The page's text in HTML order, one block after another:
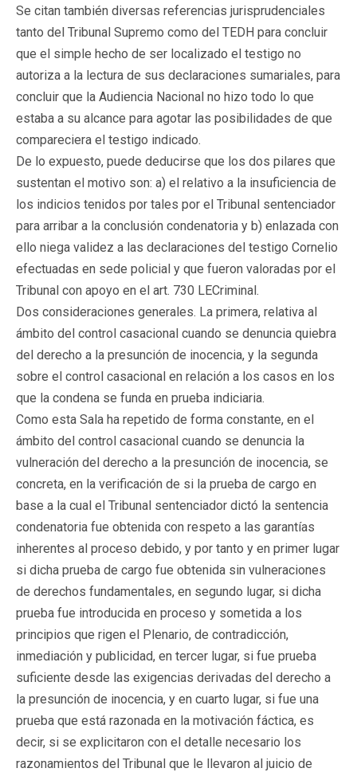
Se citan también diversas referencias jurisprudenciales
tanto del Tribunal Supremo como del TEDH para concluir
que el simple hecho de ser localizado el testigo no
autoriza a la lectura de sus declaraciones sumariales, para
concluir que la Audiencia Nacional no hizo todo lo que
estaba a su alcance para agotar las posibilidades de que
compareciera el testigo indicado.
De lo expuesto, puede deducirse que los dos pilares que
sustentan el motivo son: a) el relativo a la insuficiencia de
los indicios tenidos por tales por el Tribunal sentenciador
para arribar a la conclusión condenatoria y b) enlazada con
ello niega validez a las declaraciones del testigo Cornelio
efectuadas en sede policial y que fueron valoradas por el
Tribunal con apoyo en el art. 730 LECriminal.
Dos consideraciones generales. La primera, relativa al
ámbito del control casacional cuando se denuncia quiebra
del derecho a la presunción de inocencia, y la segunda
sobre el control casacional en relación a los casos en los
que la condena se funda en prueba indiciaria.
Como esta Sala ha repetido de forma constante, en el
ámbito del control casacional cuando se denuncia la
vulneración del derecho a la presunción de inocencia, se
concreta, en la verificación de si la prueba de cargo en
base a la cual el Tribunal sentenciador dictó la sentencia
condenatoria fue obtenida con respeto a las garantías
inherentes al proceso debido, y por tanto y en primer lugar
si dicha prueba de cargo fue obtenida sin vulneraciones
de derechos fundamentales, en segundo lugar, si dicha
prueba fue introducida en proceso y sometida a los
principios que rigen el Plenario, de contradicción,
inmediación y publicidad, en tercer lugar, si fue prueba
suficiente desde las exigencias derivadas del derecho a
la presunción de inocencia, y en cuarto lugar, si fue una
prueba que está razonada en la motivación fáctica, es
decir, si se explicitaron con el detalle necesario los
razonamientos del Tribunal que le llevaron al juicio de